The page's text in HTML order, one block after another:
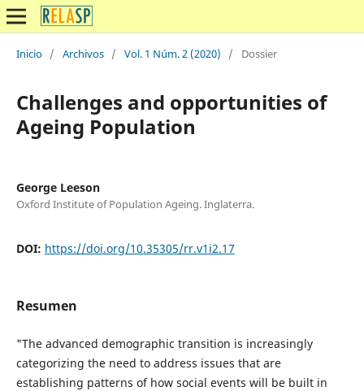
Inicio / Archivos / Vol. 1 Núm. 2 (2020) / Dossier
Challenges and opportunities of
Ageing Population
George Leeson
Oxford Institute of Population Ageing. Inglaterra.
DOI: https://doi.org/10.35305/rr.v1i2.17
Resumen
"The advanced demographic transition is increasingly
categorizing the need to address issues that are
establishing patterns of how social events will be built in